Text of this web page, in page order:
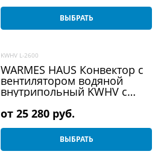
ВЫБРАТЬ
KWHV L-2600
WARMES HAUS Конвектор с
вентилятором водяной
внутрипольный KWHV с
от25 280 руб.
ВЫБРАТЬ